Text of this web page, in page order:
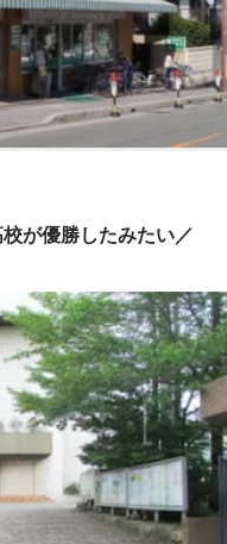
が優勝したみたい／